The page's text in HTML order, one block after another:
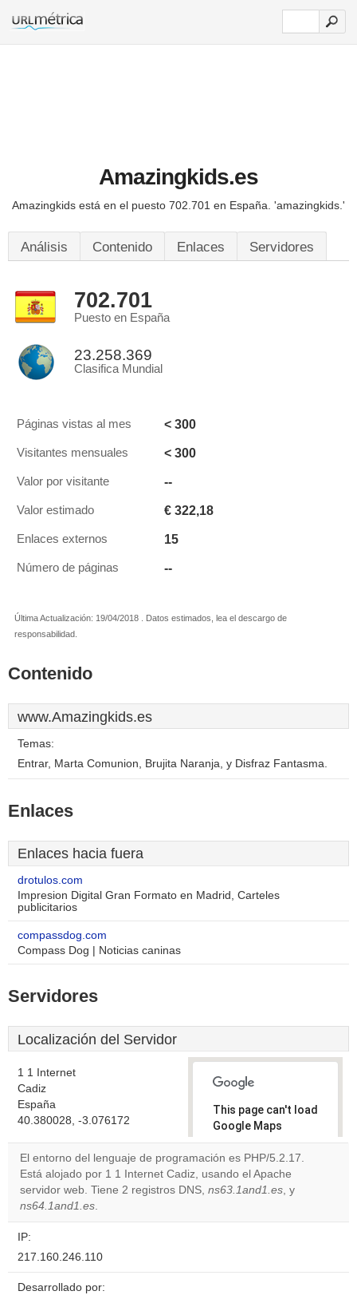
Amazingkids.es
Amazingkids está en el puesto 702.701 en España. 'amazingkids.'
Análisis Contenido Enlaces Servidores
702.701
Puesto en España
23.258.369
Clasifica Mundial
Páginas vistas al mes < 300
Visitantes mensuales < 300
Valor por visitante --
Valor estimado € 322,18
Enlaces externos 15
Número de páginas --
Última Actualización: 19/04/2018 . Datos estimados, lea el descargo de
responsabilidad.
Contenido
www.Amazingkids.es
Temas:
Entrar, Marta Comunion, Brujita Naranja, y Disfraz Fantasma.
Enlaces
Enlaces hacia fuera
drotulos.com
Impresion Digital Gran Formato en Madrid, Carteles
publicitarios
compassdog.com
Compass Dog | Noticias caninas
Servidores
Localización del Servidor
1 1 Internet
Cadiz
España
40.380028, -3.076172
This page can't load
Google Maps
correctly.
Do you
own this
El entorno del lenguaje de programación es PHP/5.2.17.
Está alojado por 1 1 Internet Cadiz, usando el Apache
servidor web. Tiene 2 registros DNS, ns63.1and1.es, y
ns64.1and1.es.
IP:
217.160.246.110
Desarrollado por: